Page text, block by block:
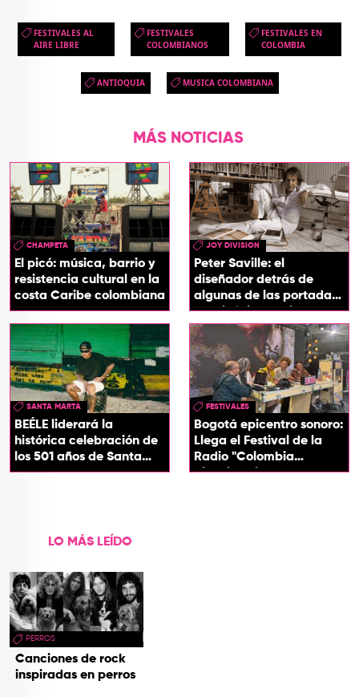
FESTIVALES AL
AIRE LIBRE
FESTIVALES
COLOMBIANOS
FESTIVALES EN
COLOMBIA
ANTIOQUIA MUSICA COLOMBIANA
MÁS NOTICIAS
CHAMPETA
El picó: música, barrio y
resistencia cultural en la
costa Caribe colombiana
JOY DIVISION
Peter Saville: el
diseñador detrás de
algunas de las portadas
más icónicas del rock
SANTA MARTA
BEÉLE liderará la
histórica celebración de
los 501 años de Santa
Marta
FESTIVALES
Bogotá epicentro sonoro:
Llega el Festival de la
Radio "Colombia
Biocultural" 2026
LO MÁS LEÍDO
PERROS
Canciones de rock
inspiradas en perros